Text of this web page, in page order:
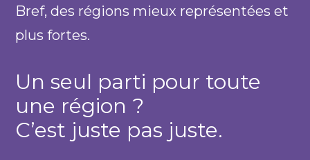
Bref, des régions mieux représentées et
plus fortes.
Un seul parti pour toute
une région ?
C’est juste pas juste.